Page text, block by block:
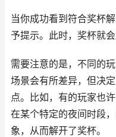
当你成功看到符合奖杯
予提示。此时，奖杯就会
需要注意的是，不同的
场景会有所差异，但决
点。比如，有的玩家也
在某个特定的夜间时段
象，从而解开了奖杯。